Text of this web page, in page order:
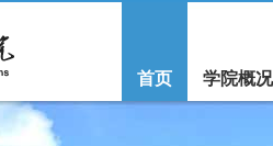
首页 学院概况